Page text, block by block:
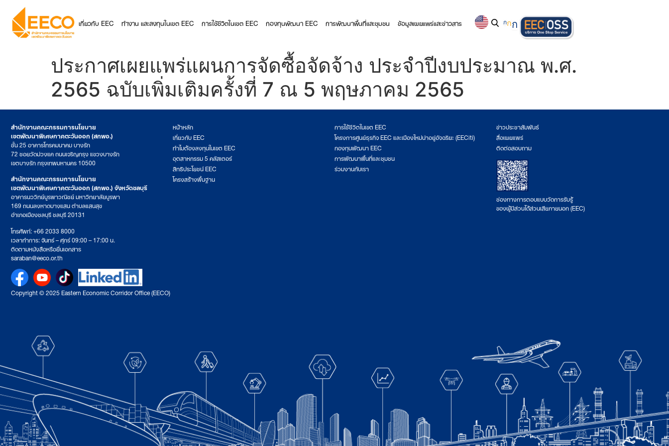
เกี่ยวกับ EEC ทำงาน และลงทุนในเขต EEC การใช้ชีวิตในเขต EEC กองทุนพัฒนา EEC การพัฒนาพื้นที่และชุมชน ข้อมูลเผยแพร่และข่าวสาร กกก
ประกาศเผยแพร่แผนการจัดซื้อจัดจ้าง ประจำปีงบประมาณ พ.ศ.
2565 ฉบับเพิ่มเติมครั้งที่ 7 ณ 5 พฤษภาคม 2565
สำนักงานคณะกรรมการนโยบาย
เขตพัฒนาพิเศษภาคตะวันออก (สกพอ.)
ชั้น 25 อาคารโทรคมนาคม บางรัก
72 ซอยวัดม่วงแค ถนนเจริญกรุง แขวงบางรัก
เขตบางรัก กรุงเทพมหานคร 10500
สำนักงานคณะกรรมการนโยบาย
เขตพัฒนาพิเศษภาคตะวันออก (สกพอ.) จังหวัดชลบุรี
อาคารนววิทย์บูรพาวณิชย์ มหาวิทยาลัยบูรพา
169 ถนนลงหาดบางแสน ตำบลแสนสุข
อำเภอเมืองชลบุรี ชลบุรี 20131
โทรศัพท์: +66 2033 8000
เวลาทำการ: จันทร์ – ศุกร์ 09:00 – 17:00 น.
ติดตามหนังสือหรือยื่นเอกสาร
saraban@eeco.or.th
หน้าหลัก
เกี่ยวกับ EEC
ทำไมต้องลงทุนในเขต EEC
อุตสาหกรรม 5 คลัสเตอร์
สิทธิประโยชน์ EEC
โครงสร้างพื้นฐาน
การใช้ชีวิตในเขต EEC
โครงการศูนย์ธุรกิจ EEC และเมืองใหม่น่าอยู่อัจฉริยะ (EECiti)
กองทุนพัฒนา EEC
การพัฒนาพื้นที่และชุมชน
ร่วมงานกับเรา
ข่าวประชาสัมพันธ์
สื่อเผยแพร่
ติดต่อสอบถาม
ช่องทางการตอบแบบวัดการรับรู้
ของผู้มีส่วนได้ส่วนเสียภายนอก (EEC)
Copyright © 2025 Eastern Economic Corridor Office (EECO)